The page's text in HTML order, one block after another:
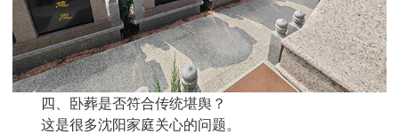
四、卧葬是否符合传统堪舆？
这是很多沈阳家庭关心的问题。